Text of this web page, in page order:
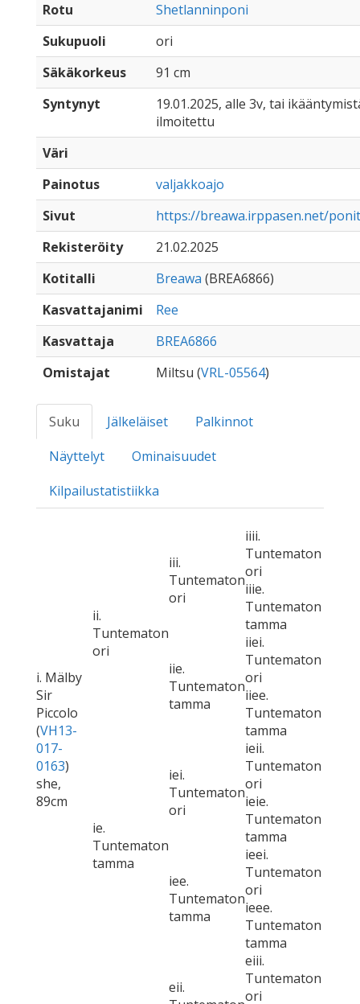
Rotu
Shetlanninponi
Sukupuoli
ori
Säkäkorkeus
91 cm
Syntynyt
19.01.2025, alle 3v, tai
ilmoitettu
Väri
Painotus
valjakkoajo
Sivut
https://breawa.irppasen.net/
Rekisteröity
21.02.2025
Kotitalli
Breawa (BREA6866)
Kasvattajanimi
Ree
Kasvattaja
BREA6866
Omistajat
Miltsu (VRL-05564)
Suku Jälkeläiset
Palkinnot
Näyttelyt
Ominaisuudet
Kilpailustatistiikka
i. Mälby
Sir
Piccolo
(VH13-
017-
0163)
she,
89cm
ii.
Tuntematon
ori
iii.
Tuntematon
ori
iiii.
Tuntematon
ori
iiie.
Tuntematon
tamma
iie.
Tuntematon
tamma
iiei.
Tuntematon
ori
iiee.
Tuntematon
tamma
ie.
Tuntematon
tamma
iei.
Tuntematon
ori
ieii.
Tuntematon
ori
ieie.
Tuntematon
tamma
iee.
Tuntematon
tamma
ieei.
Tuntematon
ori
ieee.
Tuntematon
tamma
eii.
eiii.
Tuntematon
ori